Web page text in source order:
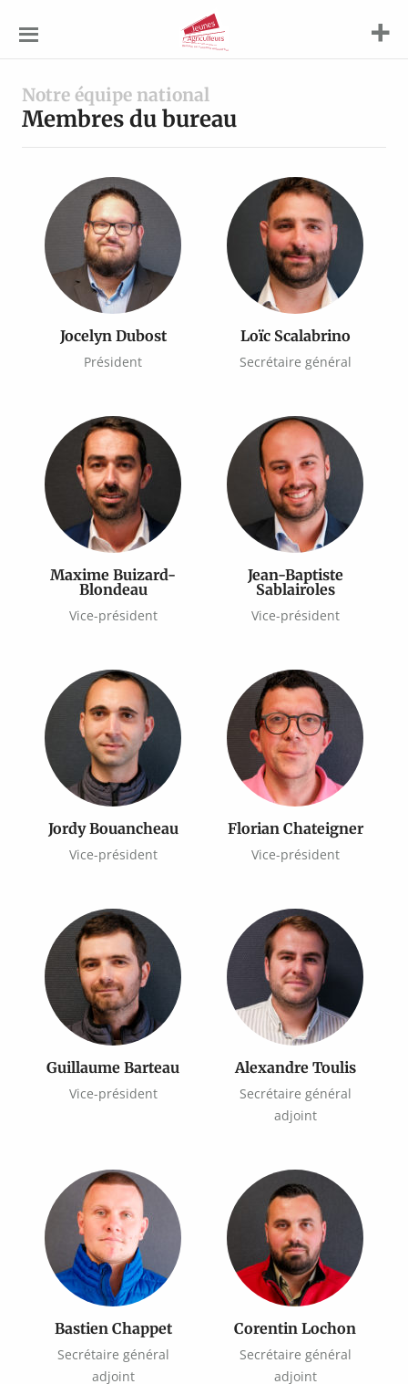
Agriculteurs
Notre équipe national
Membres du bureau
Jocelyn Dubost
Président
Loïc Scalabrino
Secrétaire général
Maxime Buizard-
Blondeau
Vice-président
Jean-Baptiste
Sablairoles
Vice-président
Jordy Bouancheau
Vice-président
Florian Chateigner
Vice-président
Guillaume Barteau
Vice-président
Alexandre Toulis
Secrétaire général
adjoint
Bastien Chappet
Secrétaire général
adjoint
Corentin Lochon
Secrétaire général
adjoint